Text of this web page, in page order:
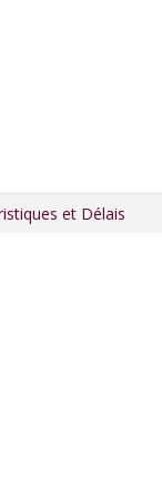
et Délais